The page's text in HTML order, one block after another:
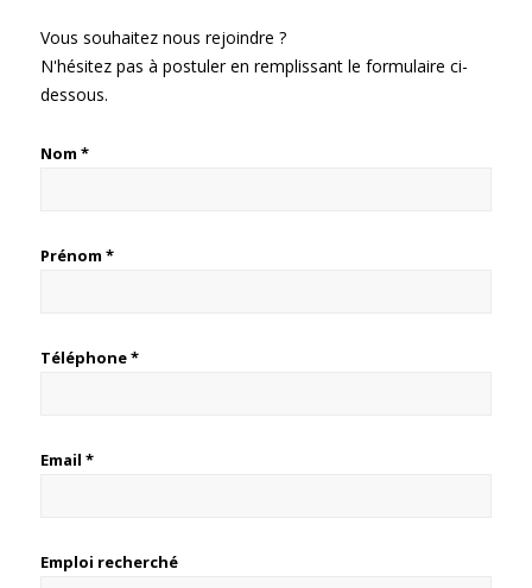
Vous souhaitez nous rejoindre ?
N'hésitez pas à postuler en remplissant le formulaire ci-
dessous.
Nom *
Prénom *
Téléphone *
Email *
Emploi recherché